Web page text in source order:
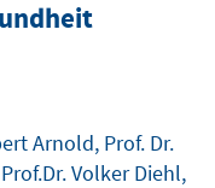
Arnold, Prof. Dr.
Volker Diehl,